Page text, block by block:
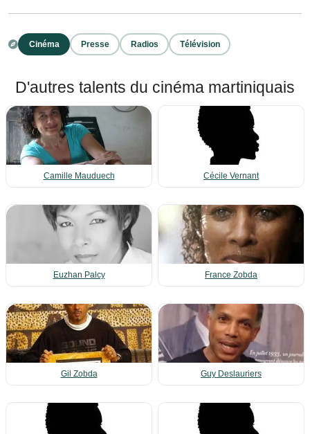
Cinéma Presse Radios Télévision
D'autres talents du cinéma martiniquais
Camille Mauduech Cécile Vernant
Euzhan Palcy France Zobda
Gil Zobda Guy Deslauriers